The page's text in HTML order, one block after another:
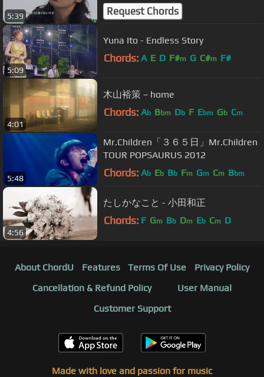
5:39 Request Chords
5:09
Yuna Ito - Endless Story
Chords: A E D F#m G C#m F#
4:01
木山裕策－home
Chords: Ab Bbm Db F Ebm Gb Cm
5:48
Mr.Children「３６５日」Mr.Children
TOUR POPSAURUS 2012
Chords: Ab Eb Bb Fm Gm Cm Bbm
4:56
たしかなこと - 小田和正
Chords: F Gm Bb Dm Eb Cm D
About ChordU Features Terms Of Use
Privacy Policy
Cancellation & Refund Policy
User Manual
Customer Support
Made with love and passion for music